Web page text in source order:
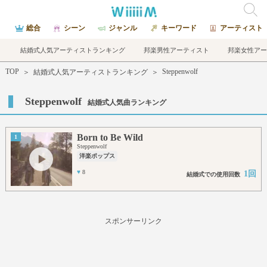
総合 シーン ジャンル キーワード アーティスト
結婚式人気アーティストランキング 邦楽男性アーティスト 邦楽女性ア
TOP ＞ 結婚式人気アーティストランキング ＞ Steppenwolf
Steppenwolf 結婚式人気曲ランキング
1 Born to Be Wild
Steppenwolf
洋楽ポップス
♥ 8 結婚式での使用回数 1回
スポンサーリンク